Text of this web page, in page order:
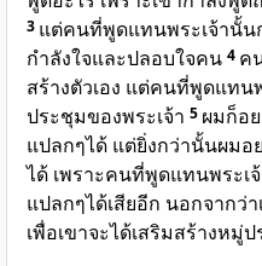
3 แต่คนที่พูดแทนพระเจ้านั้น
กำลังใจและปลอบใจคน 4 ค
สร้างตัวเอง แต่คนที่พูดแทน
ประชุมของพระเจ้า 5 ผมก็อ
แปลกๆได้ แต่ยิ่งกว่านั้นผม
ได้ เพราะคนที่พูดแทนพระ
แปลกๆได้เสียอีก นอกจากว่
เพื่อเขาจะได้เสริมสร้างหมู่